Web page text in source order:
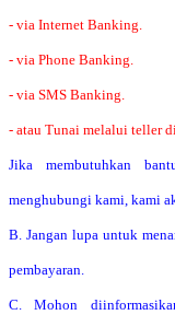
- via Internet Banking.
- via Phone Banking.
- via SMS Banking.
- atau Tunai melalui teller
Jika membutuhkan
menghubungi kami, kami
B. Jangan lupa untuk
pembayaran.
C. Mohon